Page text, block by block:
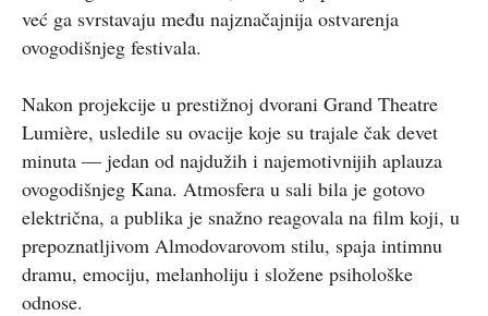
već ga svrstavaju među najznačajnija ostvarenja
ovogodišnjeg festivala.
Nakon projekcije u prestižnoj dvorani Grand Theatre
Lumière, usledile su ovacije koje su trajale čak devet
minuta — jedan od najdužih i najemotivnijih aplauza
ovogodišnjeg Kana. Atmosfera u sali bila je gotovo
električna, a publika je snažno reagovala na film koji, u
prepoznatljivom Almodovarovom stilu, spaja intimnu
dramu, emociju, melanholiju i složene psihološke
odnose.